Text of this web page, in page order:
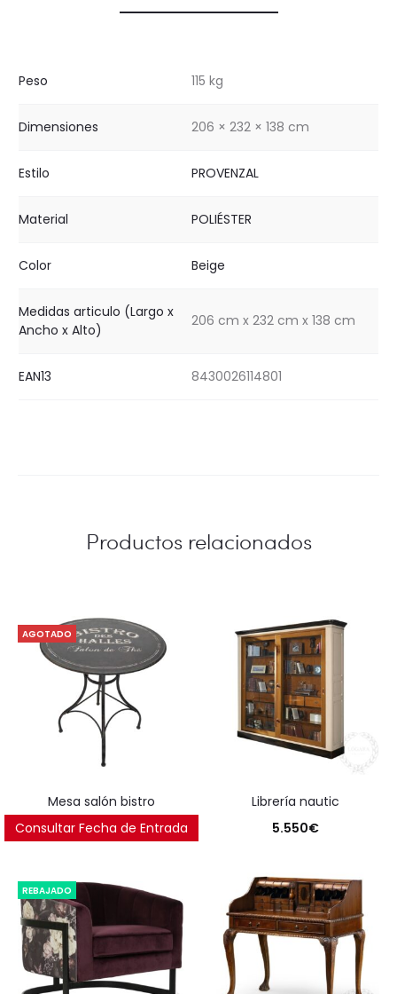
Peso 115 kg
Dimensiones 206 × 232 × 138 cm
Estilo PROVENZAL
Material POLIÉSTER
Color Beige
Medidas articulo (Largo x
Ancho x Alto)
206 cm x 232 cm x 138 cm
EAN13 8430026114801
Productos relacionados
AGOTADO
mesa salón bistro
250€
Consultar Fecha de Entrada
librería nautic
5.550€
REBAJADO